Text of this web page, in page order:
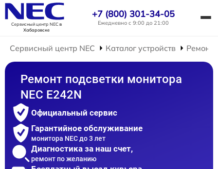
Сервисный центр NECв
Хабаровске
+7 (800) 301-34-05
Ежедневно с 9:00 до 21:00
Сервисный центр NEC Каталог устройств Ремонт
Ремонт подсветки монитора
NEC E242N
Официальный сервис
Гарантийное обслуживание
монитора NEC до 3 лет
Диагностика за наш счет,
ремонт по желанию